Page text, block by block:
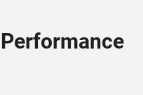
Performance